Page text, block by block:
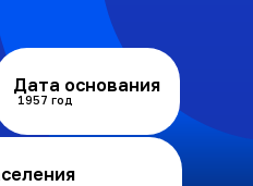
Дата основания
1957 год